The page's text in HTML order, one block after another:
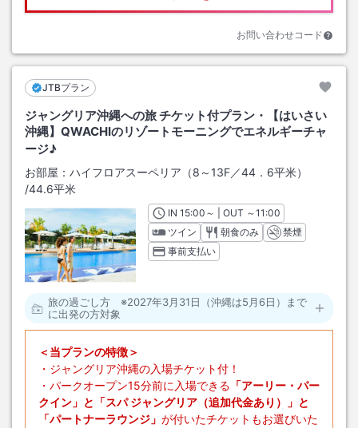
お問い合わせコード
JTBプラン
ジャングリア沖縄への旅 チケット付プラン・【はいさい
沖縄】QWACHIのリゾートモーニングでエネルギーチャ
ージ♪
お部屋： ハイフロアスーペリア（8～13F／44．6平米）
/44.6平米
INチェックイン
15:00 ～ | OUT チェックアウト
～11:00
ツイン
朝食のみ
禁煙
事前支払い
旅の過ごし方 ※2027年3月31日（沖縄は5月6日）まで
に出発の方対象
＜当プランの特徴＞
・ジャングリア沖縄の入場チケット付！
・パークオープン15分前に入場できる 「アーリー・パー
クイン」と「スパ ジャングリア（追加代金あり）」と
「パートナーラウンジ」 が付いたチケットもお選びいた